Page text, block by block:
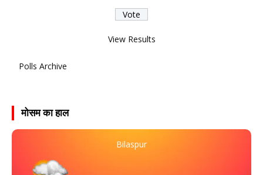
View Results
Polls Archive
मोसम का हाल
Bilaspur